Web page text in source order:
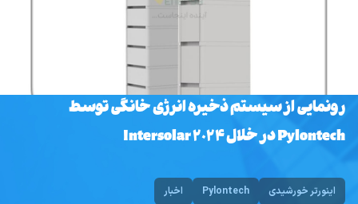
رونمایی از سیستم ذخیره انرژی خانگی توسط
Pylontech در خلال Intersolar 2024
اینورتر خورشیدی Pylontech اخبار